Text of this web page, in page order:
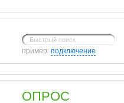
пример: подключение
ОПРОС